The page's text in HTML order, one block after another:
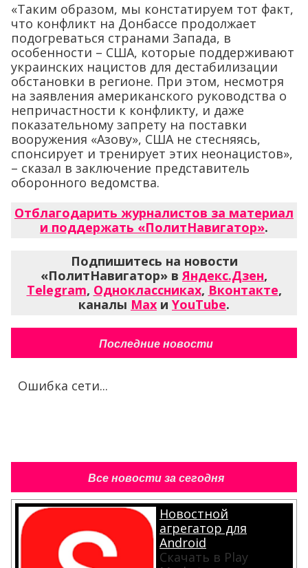
«Таким образом, мы констатируем тот факт,
что конфликт на Донбассе продолжает
подогреваться странами Запада, в
особенности – США, которые поддерживают
украинских нацистов для дестабилизации
обстановки в регионе. При этом, несмотря
на заявления американского руководства о
непричастности к конфликту, и даже
показательному запрету на поставки
вооружения «Азову», США не стесняясь,
спонсирует и тренирует этих неонацистов»,
– сказал в заключение представитель
оборонного ведомства.
Отблагодарить журналистов за материал
и поддержать «ПолитНавигатор».
Подпишитесь на новости
«ПолитНавигатор» вЯндекс.Дзен,
Telegram, Одноклассниках, Вконтакте,
каналы Max и YouTube.
Последние новости
Ошибка сети...
Все новости за сегодня
Новостной
агрегатор для
Android
Скачать в Play